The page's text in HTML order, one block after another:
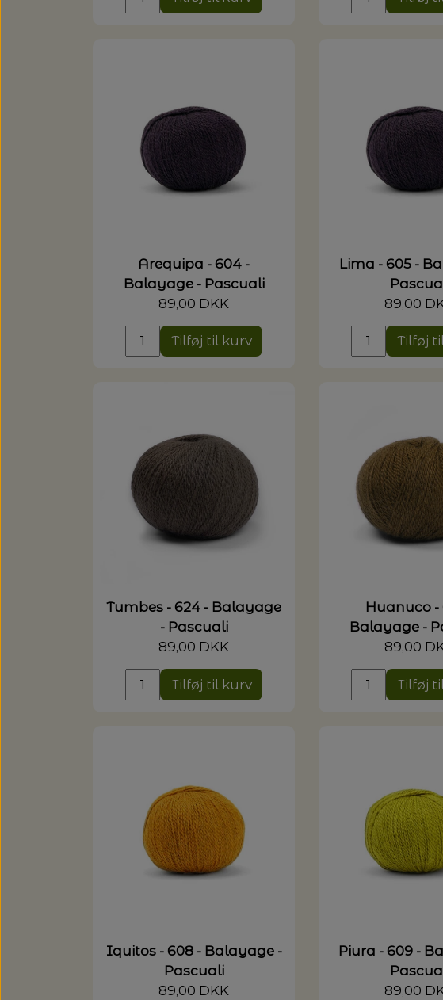
Arequipa - 604 -
Balayage - Pascuali
89,00 DKK
Tilføj til kurv
Lima - 605 -
89,00
Tilføj
Tumbes - 624 - Balayage
- Pascuali
89,00 DKK
Tilføj til kurv
Huanuco -
Balayage -
89,00
Tilføj
Iquitos - 608 - Balayage -
Pascuali
89,00 DKK
Piura - 609 -
89,00